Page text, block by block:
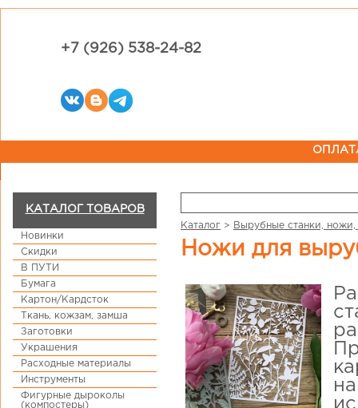
+7 (926) 538-24-82
КАТАЛОГ ТОВАРОВ
Новинки
Скидки
В ПУТИ
Бумага
Картон/Кардсток
Ткань, кожзам, замша
Заготовки
Украшения
Расходные материалы
Инструменты
Фигурные дыроколы
(компостеры)
Каталог > Вырубные станки, ножи,
Ножи для